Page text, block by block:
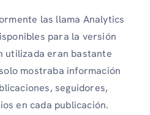
las llama Analytics
para la versión
utilizada eran bastante
mostraba información
seguidores,
en cada publicación.